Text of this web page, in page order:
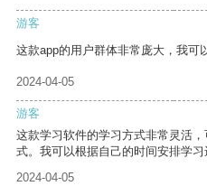
游客
这款app的用户群体非常庞大，我可
2024-04-05
游客
这款学习软件的学习方式非常灵活
式。我可以根据自己的时间安排学习
2024-04-05